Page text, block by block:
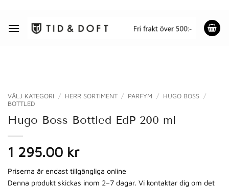
content
VÄLJ KATEGORI / HERR SORTIMENT / PARFYM / HUGO BOSS
/
BOTTLED
Hugo Boss Bottled EdP 200 ml
1 295.00 kr
Priserna är endast tillgängliga online
Denna produkt skickas inom 2–7 dagar. Vi kontaktar dig om det